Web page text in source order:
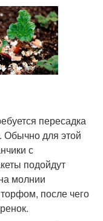
пересадка
Обычно для этой
с
подойдут
молнии
после чего